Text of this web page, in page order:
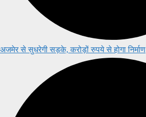
अजमेर से सुधरेगी सड़के, करोड़ों रुपये से होगा निर्माण